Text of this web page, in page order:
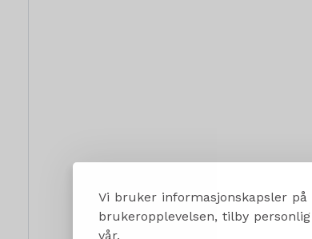
Vi bruker informasjonskapsler
brukeropplevelsen, tilby
vår.